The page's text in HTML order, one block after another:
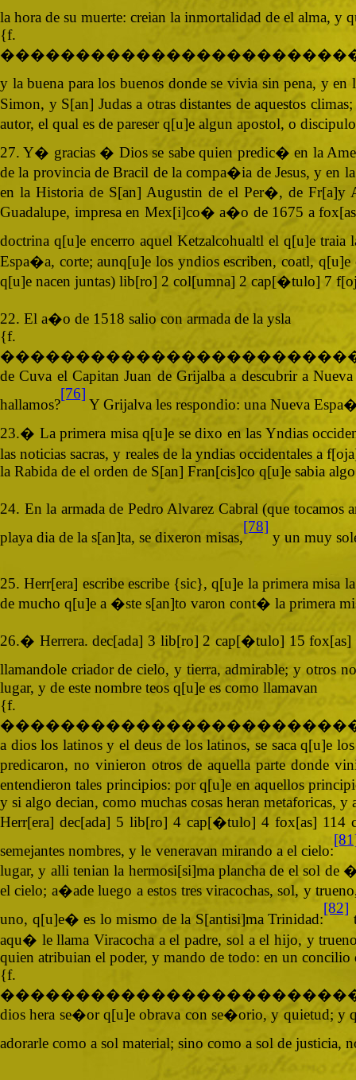
la hora de su muerte: creian la inmortalidad de el alma, y
y la buena para los buenos donde se vivia sin pena, y en
Simon, y S[an] Judas a otras distantes de aquestos
autor, el qual es de pareser q[u]e algun apostol, o
27. Y� gracias � Dios se sabe quien predic� en la
de la provincia de Bracil de la compa�ia de Jesus, y en
en la Historia de S[an] Augustin de el Per�, de Fr[a]y
Guadalupe, impresa en Mex[i]co� a�o de 1675 a
doctrina q[u]e encerro aquel Ketzalcohualtl el q[u]e
Espa�a, corte; aunq[u]e los yndios escriben, coatl,
q[u]e nacen juntas) lib[ro] 2 col[umna] 2 cap[�tulo] 7
22. El a�o de 1518 salio con armada de la ysla
de Cuva el Capitan Juan de Grijalba a descubrir a
hallamos?
[76]
Y Grijalva les respondio: una Nueva
23.� La primera misa q[u]e se dixo en las Yndias
las noticias sacras, y reales de la yndias occidentales a
la Rabida de el orden de S[an] Fran[cis]co q[u]e sabia
24. En la armada de Pedro Alvarez Cabral (que
playa dia de la s[an]ta, se dixeron misas,
[78]
y un muy
25. Herr[era] escribe escribe {sic}, q[u]e la primera
de mucho q[u]e a �ste s[an]to varon cont� la primera
26.� Herrera. dec[ada] 3 lib[ro] 2 cap[�tulo] 15 fox[as]
llamandole criador de cielo, y tierra, admirable; y otros
lugar, y de este nombre teos q[u]e es como llamavan
a dios los latinos y el deus de los latinos, se saca q[u]e
predicaron, no vinieron otros de aquella parte donde
entendieron tales principios: por q[u]e en aquellos
y si algo decian, como muchas cosas heran metaforicas,
Herr[era] dec[ada] 5 lib[ro] 4 cap[�tulo] 4 fox[as] 114
semejantes nombres, y le veneravan mirando a el cielo:
lugar, y alli tenian la hermosi[si]ma plancha de el sol de
el cielo; a�ade luego a estos tres viracochas, sol, y
uno, q[u]e� es lo mismo de la S[antisi]ma Trinidad:
[82]
aqu� le llama Viracocha a el padre, sol a el hijo, y
quien atribuian el poder, y mando de todo: en un
dios hera se�or q[u]e obrava con se�orio, y quietud; y
adorarle como a sol material; sino como a sol de justicia,